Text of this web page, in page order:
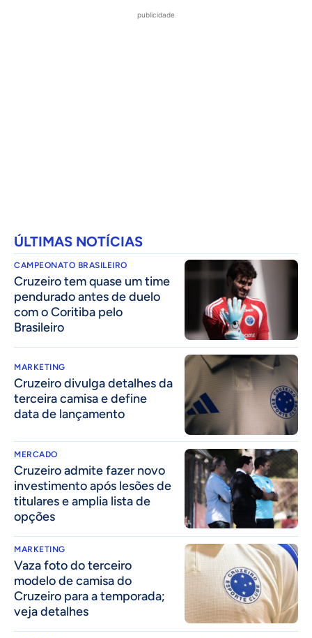
publicidade
ÚLTIMAS NOTÍCIAS
CAMPEONATO BRASILEIRO
Cruzeiro tem quase um time
pendurado antes de duelo
com o Coritiba pelo
Brasileiro
MARKETING
Cruzeiro divulga detalhes da
terceira camisa e define
data de lançamento
MERCADO
Cruzeiro admite fazer novo
investimento após lesões de
titulares e amplia lista de
opções
MARKETING
Vaza foto do terceiro
modelo de camisa do
Cruzeiro para a temporada;
veja detalhes